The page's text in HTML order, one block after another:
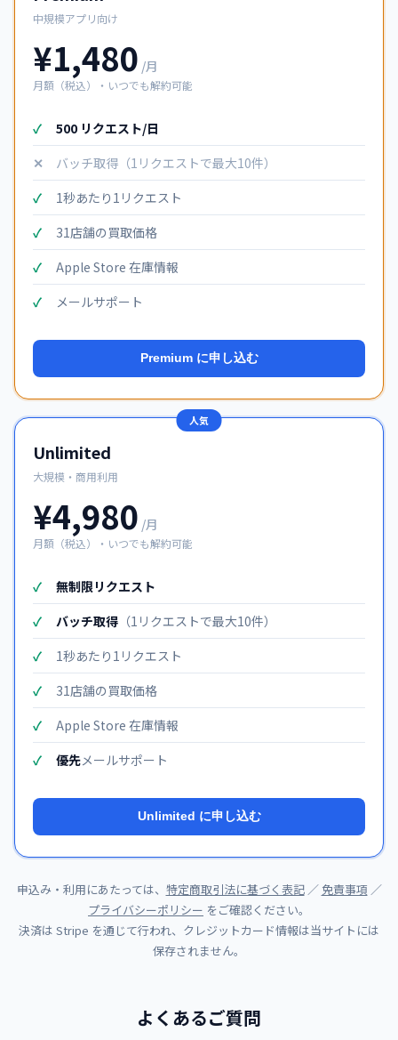
中規模アプリ向け
¥1,480 /月
月額（税込）・いつでも解約可能
500 リクエスト/日
バッチ取得（1リクエストで最大10件）
1秒あたり1リクエスト
31店舗の買取価格
Apple Store 在庫情報
メールサポート
Premium に申し込む
Unlimited
大規模・商用利用
¥4,980 /月
月額（税込）・いつでも解約可能
無制限リクエスト
バッチ取得 （1リクエストで最大10件）
1秒あたり1リクエスト
31店舗の買取価格
Apple Store 在庫情報
優先メールサポート
Unlimited に申し込む
申込み・利用にあたっては、 特定商取引法に基づく表記／ 免責事項 ／
プライバシーポリシー をご確認ください。
決済は Stripe を通じて行われ、クレジットカード情報は当サイトには
保存されません。
よくあるご質問